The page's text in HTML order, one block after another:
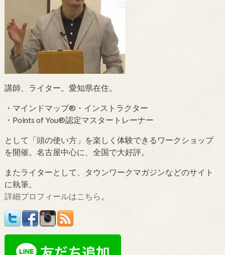
講師、ライター。愛知県在住。
・マインドマップ®・インストラクター
・Points of You®認定マスタートレーナー
として「頭の使い方」を楽しく体験できるワークショップ
を開催。名古屋中心に、全国で大好評。
またライターとして、タウンワークマガジンなどのサイト
に執筆。
詳細プロフィールはこちら 。